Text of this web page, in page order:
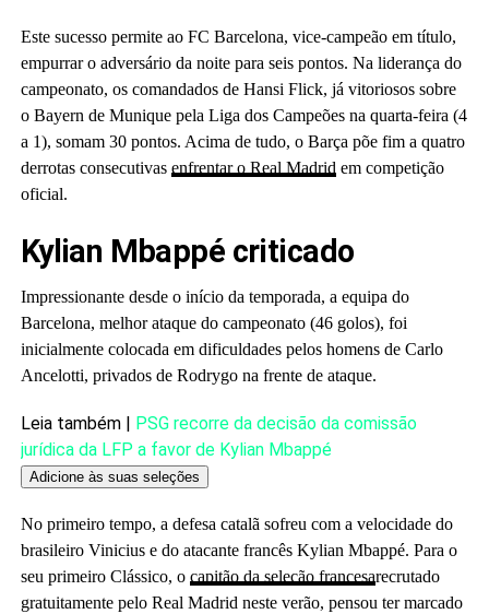
Este sucesso permite ao FC Barcelona, ​​​​vice-campeão em título,
empurrar o adversário da noite para seis pontos. Na liderança do
campeonato, os comandados de Hansi Flick, já vitoriosos sobre
o Bayern de Munique pela Liga dos Campeões na quarta-feira (4
a 1), somam 30 pontos. Acima de tudo, o Barça põe fim a quatro
derrotas consecutivas enfrentar o Real Madrid em competição
oficial.
Kylian Mbappé criticado
Impressionante desde o início da temporada, a equipa do
Barcelona, ​​melhor ataque do campeonato (46 golos), foi
inicialmente colocada em dificuldades pelos homens de Carlo
Ancelotti, privados de Rodrygo na frente de ataque.
Leia também |
Artigo
reservado
para
assinantes
PSG recorre da decisão da comissão
jurídica da LFP a favor de Kylian Mbappé
Adicione às suas seleções
No primeiro tempo, a defesa catalã sofreu com a velocidade do
brasileiro Vinicius e do atacante francês Kylian Mbappé. Para o
seu primeiro Clássico, o capitão da seleção francesarecrutado
gratuitamente pelo Real Madrid neste verão, pensou ter marcado